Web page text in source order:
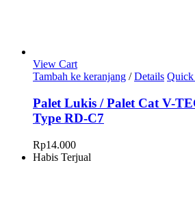
View Cart
Tambah ke keranjang / Details
Palet Lukis / Palet Cat V-
Type RD-C7
Rp14.000
Habis Terjual